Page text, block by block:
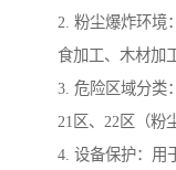
2. 粉尘爆炸环境
食加工、木材加
3. 危险区域分类
21区、22区（粉
4. 设备保护：用